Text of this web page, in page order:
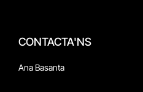
CONTACTA'NS
Ana Basanta